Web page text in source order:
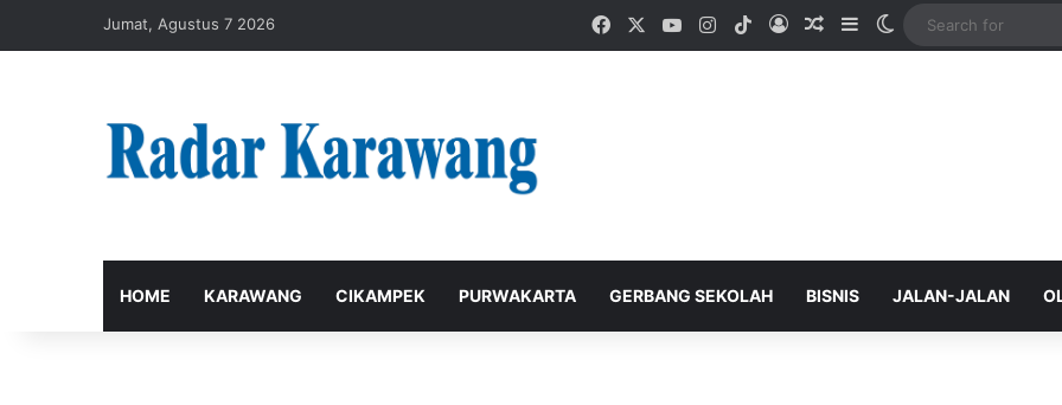
Jumat, Agustus 7 2026 FacebookYouTubeInstagram
TikTokLog InRandom Article
SidebarSwitch skin
HOME KARAWANG CIKAMPEK PURWAKARTA GERBANG SEKOLAH BISNIS JALAN-JALAN